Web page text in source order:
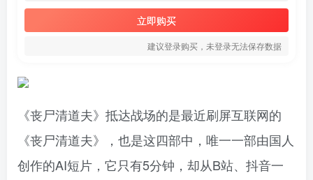
立即购买
建议登录购买，未登录无法保存数据
《丧尸清道夫》抵达战场的是最近刷屏互联网的
《丧尸清道夫》，也是这四部中，唯一一部由国人
创作的AI短片，它只有5分钟，却从B站、抖音一